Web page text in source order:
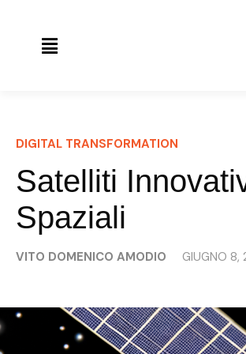
DIGITAL TRANSFORMATION
Satelliti
Spaziali
VITO DOMENICO AMODIO GIUGNO 8,